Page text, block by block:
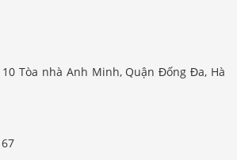
Tòa nhà Anh Minh, Quận Đống Đa, Hà